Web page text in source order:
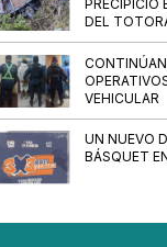
PRECIPICIO
DEL
VEHICULAR
UN NUEVO
BÁSQUET